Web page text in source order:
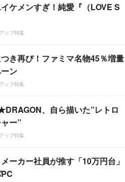
ケメンすぎ！純愛『（LOVE S
ップ特集
き再び！ファミマ名物45％増量
ン
ップ特集
、自ら描いた”レトロ
ー”
ップ特集
メーカー社員が推す「10万円台」